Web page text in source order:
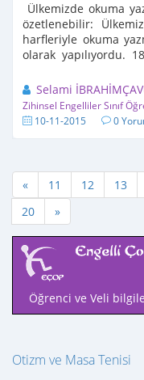
Ülkemizde okuma
özetlenebilir:
harfleriyle okuma
olarak yapılıyordu.
Selami
Zihinsel Engelliler Sınıf
10-11-2015 0
« 11 12 13
20
»
Öğrenci ve Veli
Otizm ve Masa Tenisi